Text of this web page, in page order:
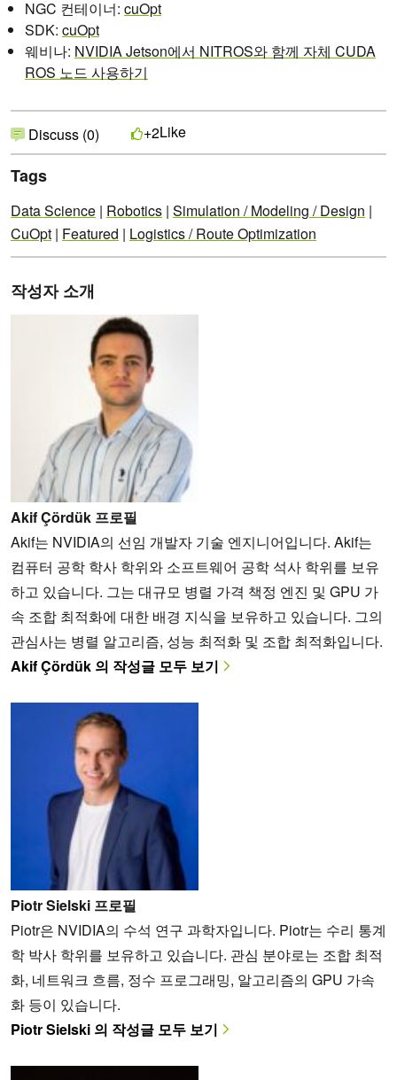
NGC 컨테이너: cuOpt
SDK: cuOpt
웨비나: NVIDIA Jetson에서 NITROS와 함께 자체 CUDA
ROS 노드 사용하기
Discuss (0) +2Like
Tags
Data Science | Robotics | Simulation / Modeling / Design |
CuOpt | Featured | Logistics / Route Optimization
작성자 소개
Akif Çördük 프로필
Akif는 NVIDIA의 선임 개발자 기술 엔지니어입니다. Akif는
컴퓨터 공학 학사 학위와 소프트웨어 공학 석사 학위를 보유
하고 있습니다. 그는 대규모 병렬 가격 책정 엔진 및 GPU 가
속 조합 최적화에 대한 배경 지식을 보유하고 있습니다. 그의
관심사는 병렬 알고리즘, 성능 최적화 및 조합 최적화입니다.
Akif Çördük 의 작성글 모두 보기
Piotr Sielski 프로필
Piotr은 NVIDIA의 수석 연구 과학자입니다. Piotr는 수리 통계
학 박사 학위를 보유하고 있습니다. 관심 분야로는 조합 최적
화, 네트워크 흐름, 정수 프로그래밍, 알고리즘의 GPU 가속
화 등이 있습니다.
Piotr Sielski 의 작성글 모두 보기